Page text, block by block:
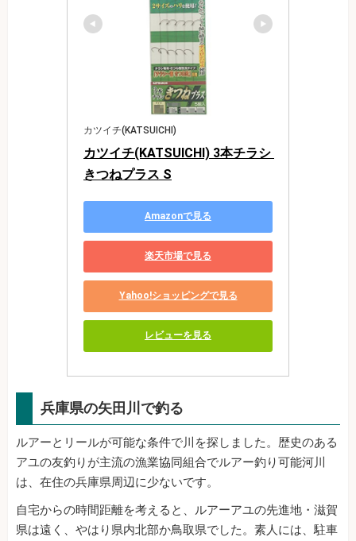
カツイチ(KATSUICHI)
カツイチ(KATSUICHI) 3本チラシ
きつねプラス S
Amazonで見る
楽天市場で見る
Yahoo!ショッピングで見る
レビューを見る
兵庫県の矢田川で釣る
ルアーとリールが可能な条件で川を探しました。歴史のある
アユの友釣りが主流の漁業協同組合でルアー釣り可能河川
は、在住の兵庫県周辺に少ないです。
自宅からの時間距離を考えると、ルアーアユの先進地・滋賀
県は遠く、やはり県内北部か鳥取県でした。素人には、駐車